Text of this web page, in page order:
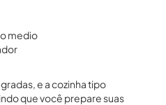
medio
e a cozinha tipo
que você prepare suas